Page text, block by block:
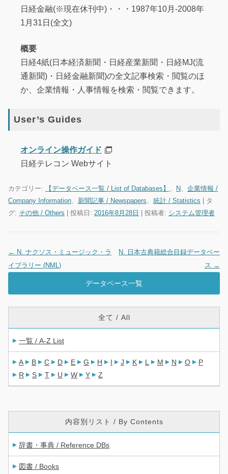
日経金融(※現在休刊中)・・・1987年10月-2008年
1月31日(全文)
概要
日経4紙(日本経済新聞・日経産業新聞・日経MJ(流
通新聞)・日経金融新聞)の全文記事検索・閲覧のほ
か、企業情報・人事情報を検索・閲覧できます。
User’s Guides
オンライン操作ガイド
日経テレコン Webサイト
カテゴリー: 【データベース一覧 / List of Databases】 、 N、 企業情報 /
Company Information、 新聞記事 / Newspapers、 統計 / Statistics | タ
グ: その他 / Others | 投稿日: 2016年8月28日 投稿者: システム管理者
投稿ナビゲーション
← N. ナクソス・ミュージック・ラ
イブラリー (NML)
N. 日本古典籍総合目録データベー
ス →
データベース一覧
全て / All
一覧 / A-Z List
A B C D E G H I J K L M N O
P
R
S T U W Y Z
内容別リスト / By Contents
辞書・事典 / Reference DBs
図書 / Books